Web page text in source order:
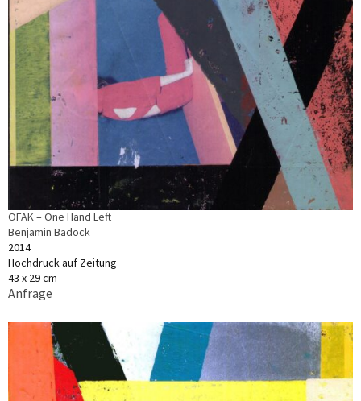
OFAK – One Hand Left
Benjamin Badock
2014
Hochdruck auf Zeitung
43 x 29 cm
Anfrage